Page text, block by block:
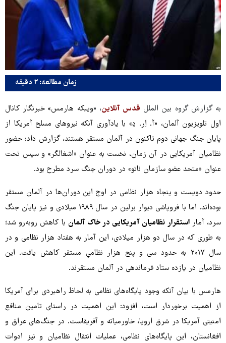
زمان مطالعه: ۲ دقیقه
به گزارش گروه بین الملل قدس آنلاین، «ویبکه هارمس» خبرنگار کانال
اول تلویزیون آلمان، «آ. اِر. دِ» با یادآوری آنکه نیروهای مسلح آمریکا از
پایان جنگ جهانی دوم تاکنون در آلمان مستقر هستند، گزارش داد: حضور
نظامیان آمریکایی در آن زمان، نخست به عنوان «اشغالگر» و سپس تحت
عنوان «متحد عضو سازمان ناتو» در دوران جنگ سرد مطرح بود.
حدود دویست و پنجاه هزار نظامی در اوج این دوران‌ها در آلمان مستقر
بوده‌اند. اما با فروپاشی دیوار برلین در سال ۱۹۸۹ میلادی و نیز پایان جنگ
سرد، آماراستقرار نظامیان آمریکایی در خاک آلمان با کاهش روبه‌رو شد؛
به طوری که در سال دو هزار میلادی، این آمار به هفتاد هزار نظامی و در
سال ۲۰۱۷ به حدود سی و پنج هزار نظامیِ مستقر کاهش یافت. این
نظامیان در یازده ستاد فرماندهی در آلمان مستقرند.
هارمس با بیان آنکه وجود پایگاه‌های نظامی به لحاظ راهبردی برای آمریکا
از اهمیت برخوردار است، افزود: این اهمیت در راستای تامین منافع
امنیتی آمریکا در شرق اروپا، خاورمیانه و آفریقاست. در جنگ‌های عراق و
افغانستان، این پایگاه‌های نظامی، عملیات انتقال نظامیان و نیز ادوات